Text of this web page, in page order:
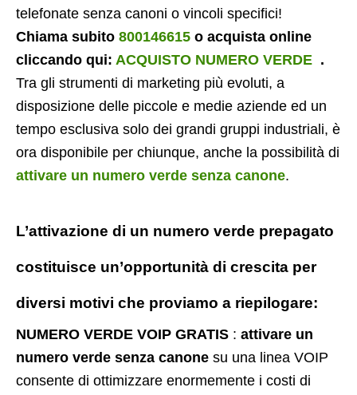
telefonate senza canoni o vincoli specifici!
Chiama subito 800146615 o acquista online
cliccando qui: ACQUISTO NUMERO VERDE .
Tra gli strumenti di marketing più evoluti, a
disposizione delle piccole e medie aziende ed un
tempo esclusiva solo dei grandi gruppi industriali, è
ora disponibile per chiunque, anche la possibilità di
attivare un numero verde senza canone.
L’attivazione di un numero verde prepagato
costituisce un’opportunità di crescita per
diversi motivi che proviamo a riepilogare:
NUMERO VERDE VOIP GRATIS : attivare un
numero verde senza canone su una linea VOIP
consente di ottimizzare enormemente i costi di